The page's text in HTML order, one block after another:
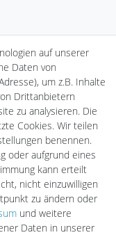
AGB
auf unserer
Daten von
um z.B. Inhalte
Drittanbietern
zu analysieren. Die
Cookies. Wir teilen
benennen.
oder aufgrund eines
kann erteilt
nicht einzuwilligen
zu ändern oder
und weitere
Daten in unserer